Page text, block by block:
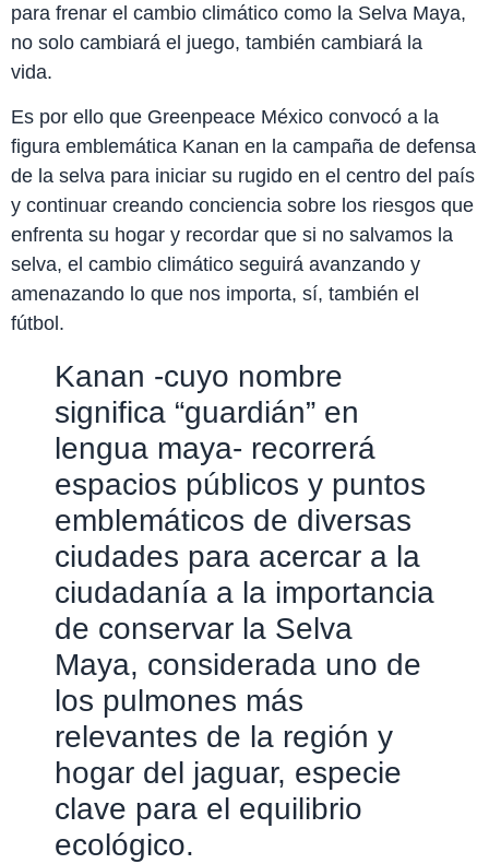
para frenar el cambio climático como la Selva Maya,
no solo cambiará el juego, también cambiará la
vida.
Es por ello que Greenpeace México convocó a la
figura emblemática Kanan en la campaña de defensa
de la selva para iniciar su rugido en el centro del país
y continuar creando conciencia sobre los riesgos que
enfrenta su hogar y recordar que si no salvamos la
selva, el cambio climático seguirá avanzando y
amenazando lo que nos importa, sí, también el
fútbol.
Kanan -cuyo nombre
significa “guardián” en
lengua maya- recorrerá
espacios públicos y puntos
emblemáticos de diversas
ciudades para acercar a la
ciudadanía a la importancia
de conservar la Selva
Maya, considerada uno de
los pulmones más
relevantes de la región y
hogar del jaguar, especie
clave para el equilibrio
ecológico.